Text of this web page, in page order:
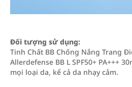
Đối tượng sử dụng:
Tinh Chất BB Chống Nắng Trang
Allerdefense BB L SPF50+ PA+++
mọi loại da, kể cả da nhạy cảm.